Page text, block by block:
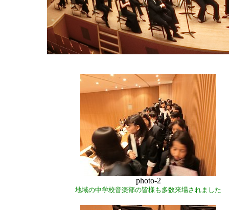
photo-2
地域の中学校音楽部の皆様も多数来場されました